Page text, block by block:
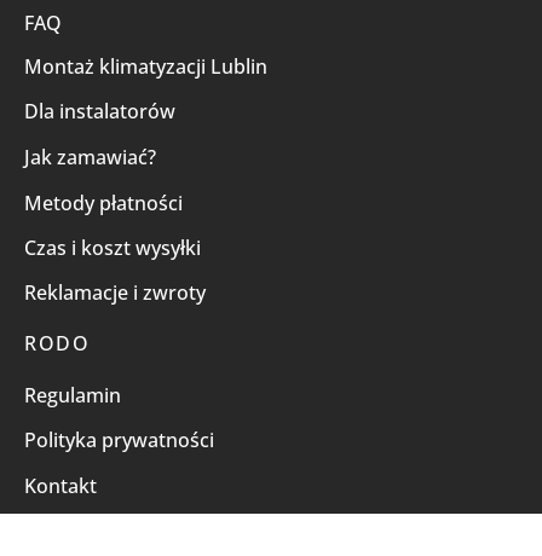
FAQ
Montaż klimatyzacji Lublin
Dla instalatorów
Jak zamawiać?
Metody płatności
Czas i koszt wysyłki
Reklamacje i zwroty
RODO
Regulamin
Polityka prywatności
Kontakt